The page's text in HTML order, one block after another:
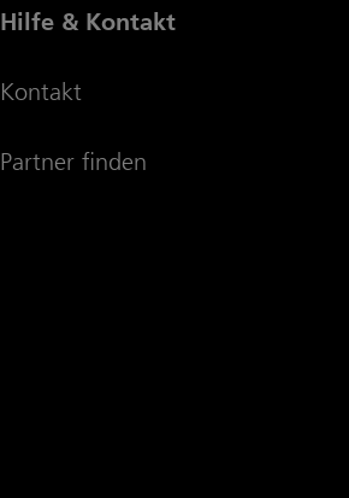
Hilfe & Kontakt
Kontakt
Partner finden